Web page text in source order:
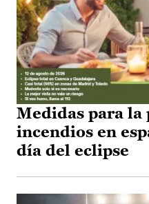
Medidas para la
incendios en
día del eclipse